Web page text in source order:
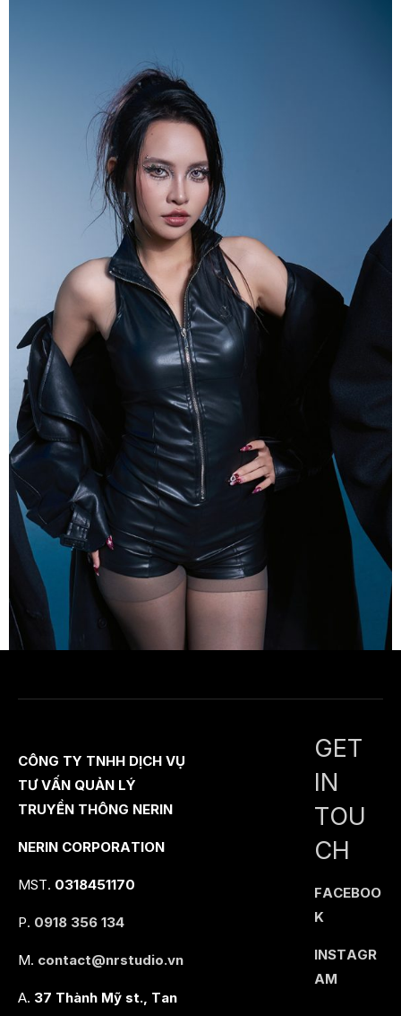
CÔNG TY TNHH DỊCH VỤ
TƯ VẤN QUẢN LÝ
TRUYỀN THÔNG NERIN
NERIN CORPORATION
MST. 0318451170
P. 0918 356 134
M. contact@nrstudio.vn
A. 37 Thành Mỹ st., Tan
GET
IN
TOU
CH
FACEBOO
K
INSTAGR
AM